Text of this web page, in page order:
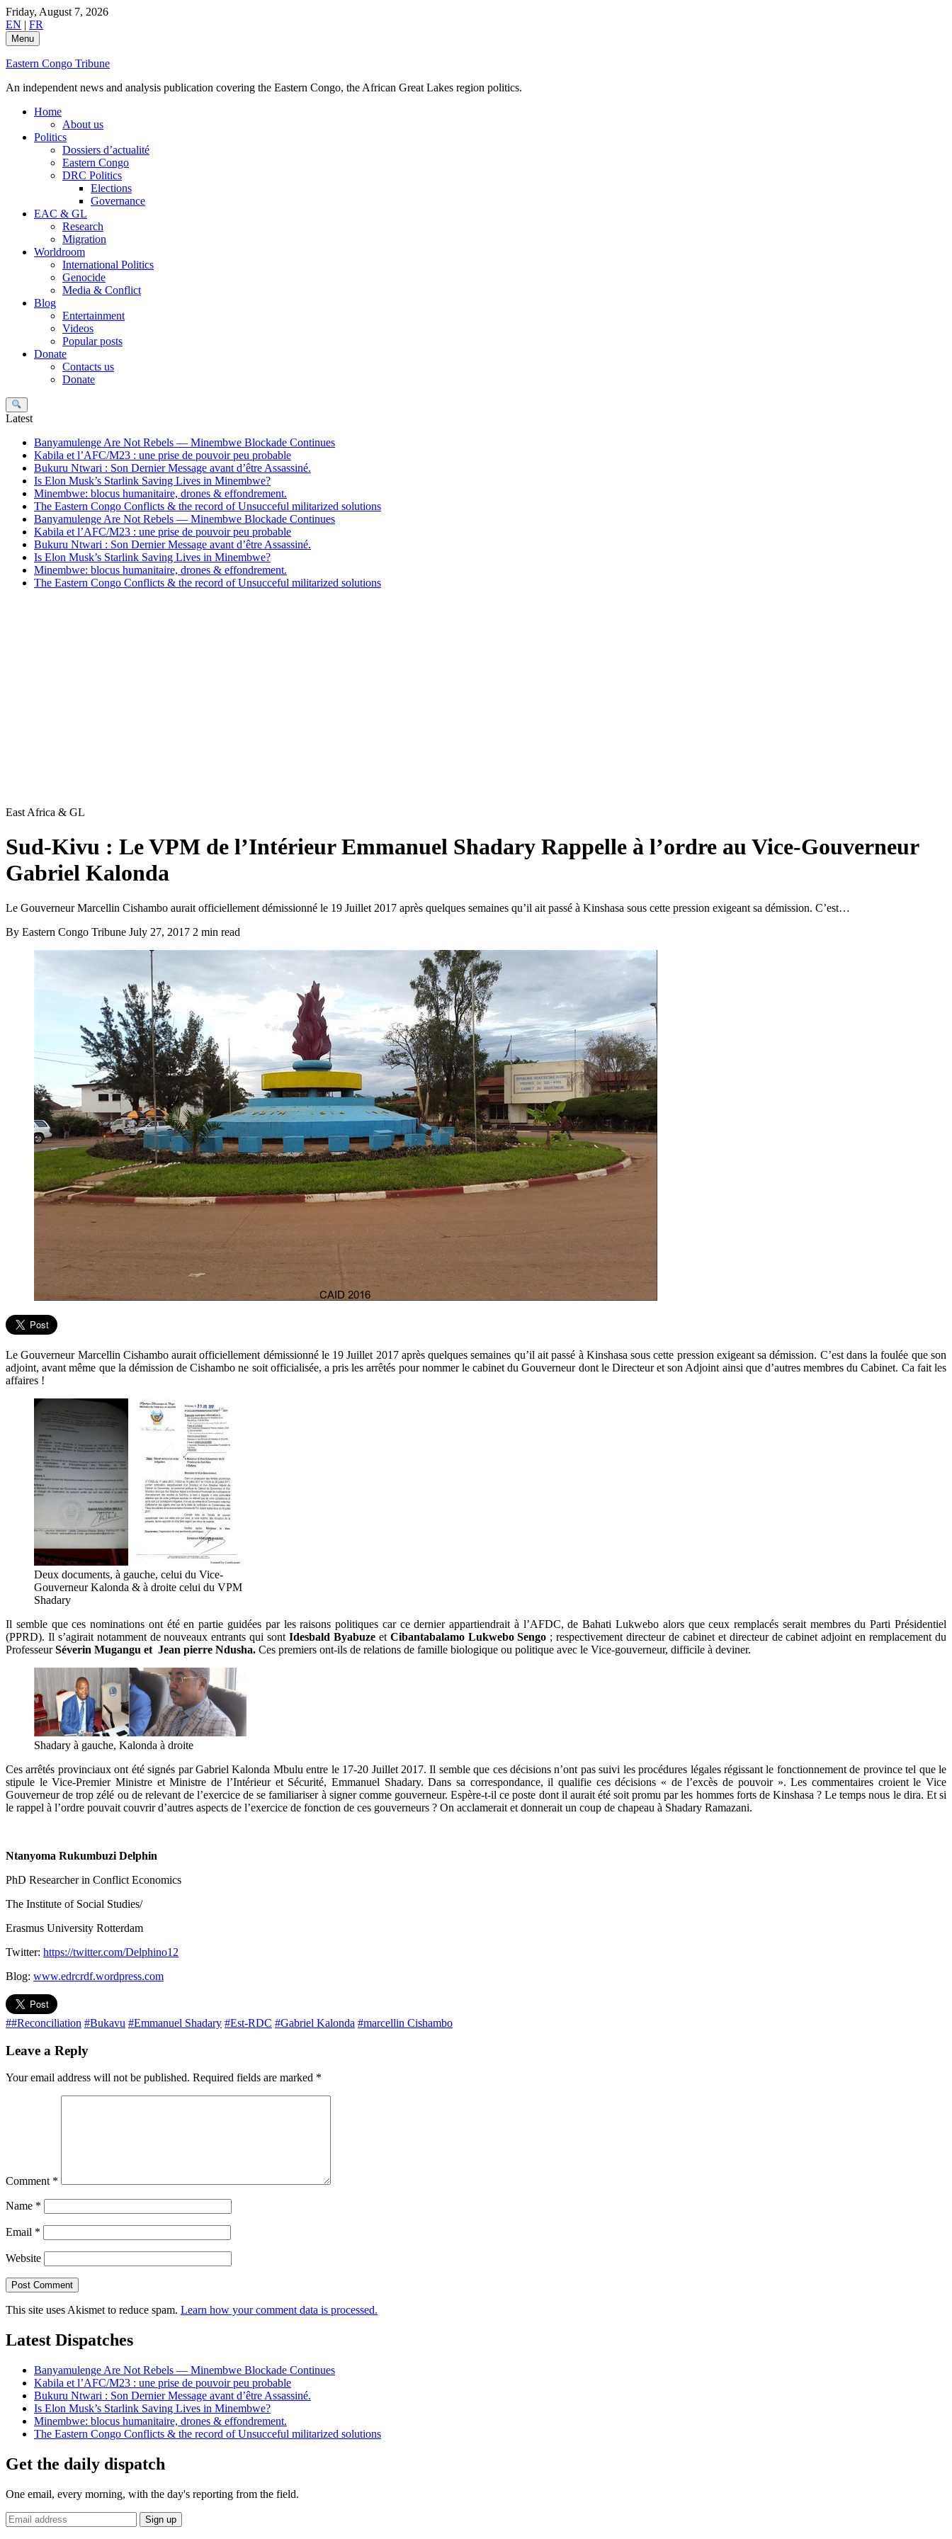
Skip
to
content
Friday, August 7, 2026
EN | FR
Menu
Eastern Congo Tribune
An independent news and analysis publication covering the Eastern Congo, the African Great Lakes region politics.
Home
About us
Politics
Dossiers d’actualité
Eastern Congo
DRC Politics
Elections
Governance
EAC & GL
Research
Migration
Worldroom
International Politics
Genocide
Media & Conflict
Blog
Entertainment
Videos
Popular posts
Donate
Contacts us
Donate
Search
Latest
Banyamulenge Are Not Rebels — Minembwe Blockade Continues
Kabila et l’AFC/M23 : une prise de pouvoir peu probable
Bukuru Ntwari : Son Dernier Message avant d’être Assassiné.
Is Elon Musk’s Starlink Saving Lives in Minembwe?
Minembwe: blocus humanitaire, drones & effondrement.
The Eastern Congo Conflicts & the record of Unsucceful militarized solutions
Banyamulenge Are Not Rebels — Minembwe Blockade Continues
Kabila et l’AFC/M23 : une prise de pouvoir peu probable
Bukuru Ntwari : Son Dernier Message avant d’être Assassiné.
Is Elon Musk’s Starlink Saving Lives in Minembwe?
Minembwe: blocus humanitaire, drones & effondrement.
The Eastern Congo Conflicts & the record of Unsucceful militarized solutions
East Africa & GL
Sud-Kivu : Le VPM de l’Intérieur Emmanuel Shadary Rappelle à l’ordre au Vice-Gouverneur
Gabriel Kalonda
Le Gouverneur Marcellin Cishambo aurait officiellement démissionné le 19 Juillet 2017 après quelques semaines qu’il ait passé à Kinshasa sous cette pression exigeant sa démission. C’est…
By Eastern Congo Tribune July 27, 2017 2 min read
Le Gouverneur Marcellin Cishambo aurait officiellement démissionné le 19 Juillet 2017 après quelques semaines qu’il ait passé à Kinshasa sous cette pression exigeant sa démission. C’est dans la foulée que son
adjoint, avant même que la démission de Cishambo ne soit officialisée, a pris les arrêtés pour nommer le cabinet du Gouverneur dont le Directeur et son Adjoint ainsi que d’autres membres du Cabinet. Ca fait les
affaires !
Deux documents, à gauche, celui du Vice-
Gouverneur Kalonda & à droite celui du VPM
Shadary
Il semble que ces nominations ont été en partie guidées par les raisons politiques car ce dernier appartiendrait à l’AFDC, de Bahati Lukwebo alors que ceux remplacés serait membres du Parti Présidentiel
(PPRD). Il s’agirait notamment de nouveaux entrants qui sont Idesbald Byabuzeet Cibantabalamo Lukwebo Sengo ; respectivement directeur de cabinet et directeur de cabinet adjoint en remplacement du
ProfesseurSéverin Mugangu et Jean pierre Ndusha. Ces premiers ont-ils de relations de famille biologique ou politique avec le Vice-gouverneur, difficile à deviner.
Shadary à gauche, Kalonda à droite
Ces arrêtés provinciaux ont été signés par Gabriel Kalonda Mbulu entre le 17-20 Juillet 2017. Il semble que ces décisions n’ont pas suivi les procédures légales régissant le fonctionnement de province tel que le
stipule le Vice-Premier Ministre et Ministre de l’Intérieur et Sécurité, Emmanuel Shadary. Dans sa correspondance, il qualifie ces décisions « de l’excès de pouvoir ». Les commentaires croient le Vice
Gouverneur de trop zélé ou de relevant de l’exercice de se familiariser à signer comme gouverneur. Espère-t-il ce poste dont il aurait été soit promu par les hommes forts de Kinshasa ? Le temps nous le dira. Et si
le rappel à l’ordre pouvait couvrir d’autres aspects de l’exercice de fonction de ces gouverneurs ? On acclamerait et donnerait un coup de chapeau à Shadary Ramazani.
Ntanyoma Rukumbuzi Delphin
PhD Researcher in Conflict Economics
The Institute of Social Studies/
Erasmus University Rotterdam
Twitter: https://twitter.com/Delphino12
Blog: www.edrcrdf.wordpress.com
##Reconciliation #Bukavu #Emmanuel Shadary #Est-RDC #Gabriel Kalonda #marcellin Cishambo
Leave a Reply
Your email address will not be published. Required fields are marked *
Comment *
Name *
Email *
Website
This site uses Akismet to reduce spam. Learn how your comment data is processed.
Latest Dispatches
Banyamulenge Are Not Rebels — Minembwe Blockade Continues
Kabila et l’AFC/M23 : une prise de pouvoir peu probable
Bukuru Ntwari : Son Dernier Message avant d’être Assassiné.
Is Elon Musk’s Starlink Saving Lives in Minembwe?
Minembwe: blocus humanitaire, drones & effondrement.
The Eastern Congo Conflicts & the record of Unsucceful militarized solutions
Get the daily dispatch
One email, every morning, with the day's reporting from the field.
Email
address
Sign up